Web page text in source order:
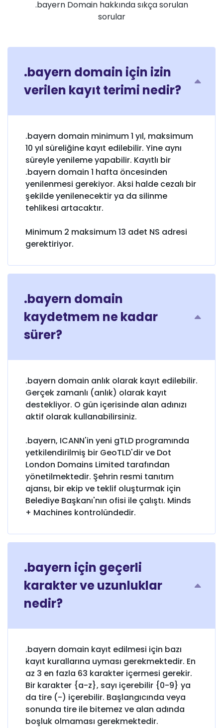
.bayern Domain hakkında sıkça sorulan
sorular
.bayern domain için izin
verilen kayıt terimi nedir?
.bayern domain minimum 1 yıl, maksimum
10 yıl süreliğine kayıt edilebilir. Yine aynı
süreyle yenileme yapabilir. Kayıtlı bir
.bayern domain 1 hafta öncesinden
yenilenmesi gerekiyor. Aksi halde cezalı bir
şekilde yenilenecektir ya da silinme
tehlikesi artacaktır.
Minimum 2 maksimum 13 adet NS adresi
gerektiriyor.
.bayern domain
kaydetmem ne kadar
sürer?
.bayern domain anlık olarak kayıt edilebilir.
Gerçek zamanlı (anlık) olarak kayıt
destekliyor. O gün içerisinde alan adınızı
aktif olarak kullanabilirsiniz.
.bayern, ICANN'in yeni gTLD programında
yetkilendirilmiş bir GeoTLD'dir ve Dot
London Domains Limited tarafından
yönetilmektedir. Şehrin resmi tanıtım
ajansı, bir ekip ve teklif oluşturmak için
Belediye Başkanı'nın ofisi ile çalıştı. Minds
+ Machines kontrolündedir.
.bayern için geçerli
karakter ve uzunluklar
nedir?
.bayern domain kayıt edilmesi için bazı
kayıt kurallarına uyması gerekmektedir. En
az 3 en fazla 63 karakter içermesi gerekir.
Bir karakter {a-z}, sayı içerebilir {0-9} ya
da tire (-) içerebilir. Başlangıcında veya
sonunda tire ile bitemez ve alan adında
boşluk olmaması gerekmektedir.